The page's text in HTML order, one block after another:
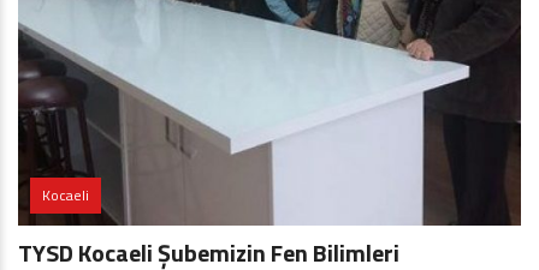
Kocaeli
TYSD Kocaeli Şubemizin Fen Bilimleri